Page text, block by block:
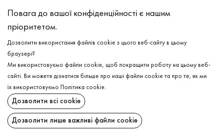
Бавовна - 95%, Еластан - 5%
Прання в холодній воді (до 30 ° C)
Відбілювання заборонено
Прасувати при середній температурі
Щадний віджим і сушка
Щадна хімчистка
ДОСТАВКА
ПОВЕРНЕННЯ
Повага до вашої конфіденційності є нашим
пріоритетом.
Дозволити використання файлів cookie з цього веб-сайту в цьому
браузері?
Ми використовуємо файли cookie, щоб покращити роботу на цьому веб-
сайті. Ви можете дізнатися більше про наші файли cookie та про те, як ми
їх використовуємо
Політика cookie.
Дозволити всі cookie
Дозволити лише важливі файли cookie